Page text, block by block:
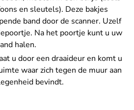
en sleutels). Deze bakjes
band door de scanner. Uzelf
Na het poortje kunt u uw
halen.
u door een draaideur en komt u
waar zich tegen de muur aan
bevindt.